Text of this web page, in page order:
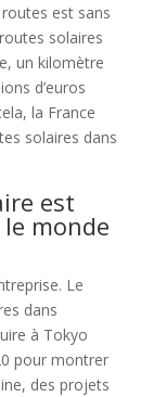
est sans
solaires
un kilomètre
d’euros
la France
solaires dans
est
monde
Le
dans
à Tokyo
pour montrer
des projets